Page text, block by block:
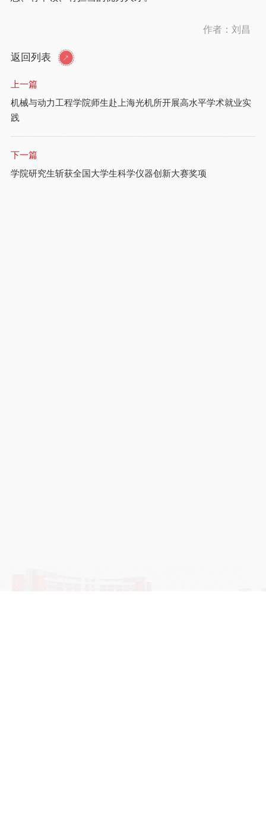
作者：刘昌
返回列表
上一篇
机械与动力工程学院师生赴上海光机所开展高水平学术就业实
践
下一篇
学院研究生斩获全国大学生科学仪器创新大赛奖项